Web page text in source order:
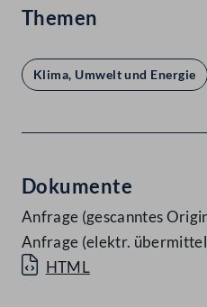
Themen
Klima, Umwelt und Energie
Dokumente
Anfrage (gescanntes
Anfrage (elektr.
HTML